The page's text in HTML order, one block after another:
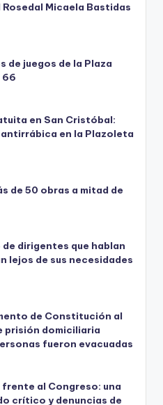
Micaela Bastidas
de juegos de la Plaza
66
en San Cristóbal:
en la Plazoleta
de 50 obras a mitad de
dirigentes que hablan
lejos de sus necesidades
de Constitución al
prisión domiciliaria
fueron evacuadas
al Congreso: una
crítico y denuncias de